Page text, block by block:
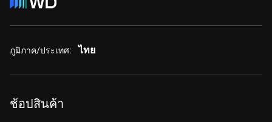
ภูมิภาค/ประเทศ: ไทย
ช้อปสินค้า